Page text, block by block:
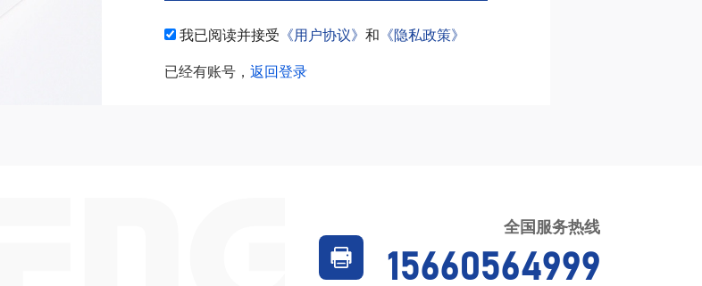
我已阅读并接受 《用户协议》和 《隐私政策》
已经有账号，返回登录
全国服务热线
15660564999